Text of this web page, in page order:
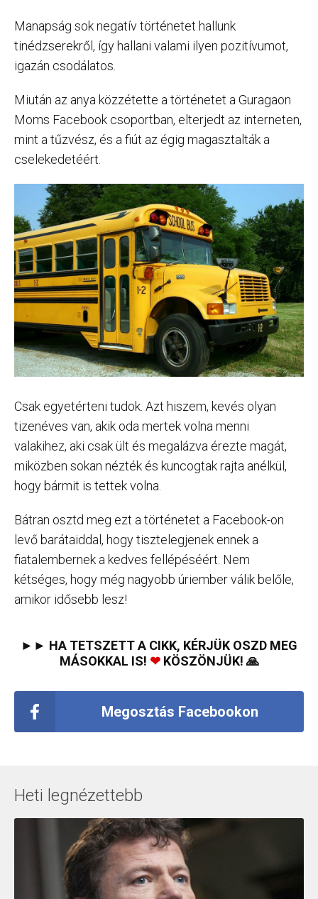
Manapság sok negatív történetet hallunk
tinédzserekről, így hallani valami ilyen pozitívumot,
igazán csodálatos.
Miután az anya közzétette a történetet a Guragaon
Moms Facebook csoportban, elterjedt az interneten,
mint a tűzvész, és a fiút az égig magasztalták a
cselekedetéért.
Csak egyetérteni tudok. Azt hiszem, kevés olyan
tizenéves van, akik oda mertek volna menni
valakihez, aki csak ült és megalázva érezte magát,
miközben sokan nézték és kuncogtak rajta anélkül,
hogy bármit is tettek volna.
Bátran osztd meg ezt a történetet a Facebook-on
levő barátaiddal, hogy tisztelegjenek ennek a
fiatalembernek a kedves fellépéséért. Nem
kétséges, hogy még nagyobb úriember válik belőle,
amikor idősebb lesz!
►► HA TETSZETT A CIKK, KÉRJÜK OSZD MEG
MÁSOKKAL IS! ❤KÖSZÖNJÜK! 🙏
Megosztás Facebookon
Heti legnézettebb